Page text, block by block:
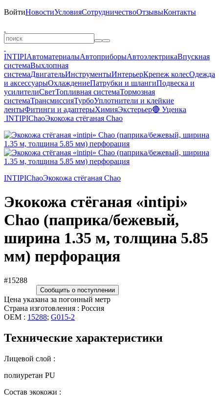
ВойтиНовостиУсловияСотрудничествоОтзывыКонтакты
INTIPIАвтоматериалыАвтоприборыАвтоэлектрикаВпускная
системаВыхлопная
системаДвигательИнструментыИнтерьерКрепеж колесОдежда
и аксессуарыОхлаждениеПатрубки и шлангиПодвеска и
усилителиСветТопливная системаТормозная
системаТрансмиссияТурбоУплотнители и клейкие
лентыФитинги и адаптерыХимияЭкстерьер🔴 Уценка
INTIPIChaoЭкокожа стёганая Chao
INTIPIChaoЭкокожа стёганая Chao
Экокожа стёганая «intipi»
Chao (паприка/бежевый,
ширина 1.35 м, толщина 5.85
мм) перфорация
#15288
Сообщить о поступлении
Цена указана за погонный метр
Страна изготовления : Россия
OEM : 15288; G015-2
Технические характеристики
Лицевой слой :
полиуретан PU
Состав экокожи :